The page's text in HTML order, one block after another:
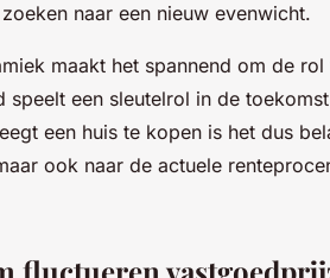
naar een nieuw evenwicht.
maakt het spannend om de
speelt een sleutelrol in de
een huis te kopen is het dus
ook naar de actuele